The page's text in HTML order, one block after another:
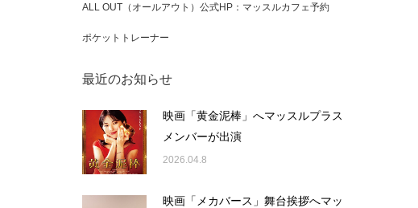
ALL OUT（オールアウト）公式HP：マッスルカフェ予約
ポケットトレーナー
最近のお知らせ
映画「黄金泥棒」へマッスルプラス
メンバーが出演
2026.04.8
映画「メカバース」舞台挨拶へマッ